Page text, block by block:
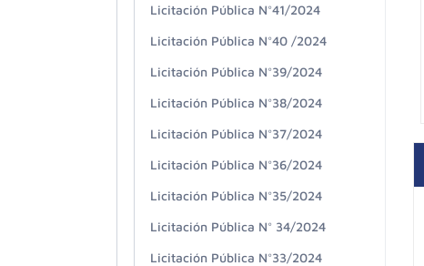
Licitación Pública N°41/2024
Licitación Pública N°40 /2024
Licitación Pública N°39/2024
Licitación Pública N°38/2024
Licitación Pública N°37/2024
Licitación Pública N°36/2024
Licitación Pública N°35/2024
Licitación Pública N° 34/2024
Licitación Pública N°33/2024